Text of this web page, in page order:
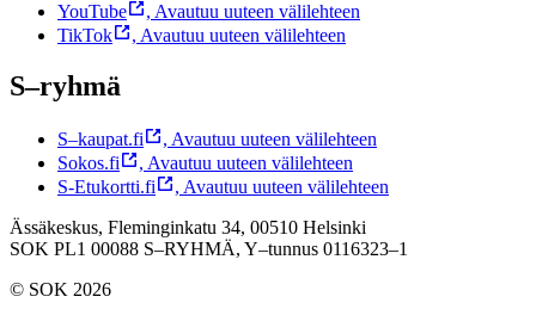
YouTube
, Avautuu uuteen välilehteen
TikTok
, Avautuu uuteen välilehteen
S–ryhmä
S–kaupat.fi , Avautuu uuteen välilehteen
Sokos.fi
, Avautuu uuteen välilehteen
S-Etukortti.fi
, Avautuu uuteen välilehteen
Ässäkeskus, Fleminginkatu 34, 00510 Helsinki
SOK PL1 00088 S–RYHMÄ, Y–tunnus 0116323–1
© SOK 2026